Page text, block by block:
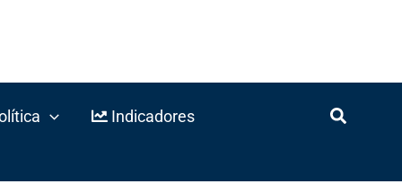
Indicadores